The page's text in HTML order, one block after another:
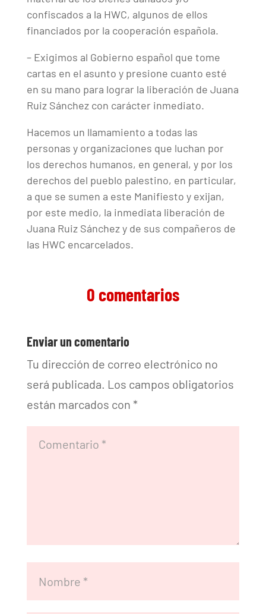
confiscados a la HWC, algunos de ellos
financiados por la cooperación española.
– Exigimos al Gobierno español que tome
cartas en el asunto y presione cuanto esté
en su mano para lograr la liberación de Juana
Ruiz Sánchez con carácter inmediato.
Hacemos un llamamiento a todas las
personas y organizaciones que luchan por
los derechos humanos, en general, y por los
derechos del pueblo palestino, en particular,
a que se sumen a este Manifiesto y exijan,
por este medio, la inmediata liberación de
Juana Ruiz Sánchez y de sus compañeros de
las HWC encarcelados.
0 comentarios
Enviar un comentario
Tu dirección de correo electrónico no
será publicada. Los campos obligatorios
están marcados con *